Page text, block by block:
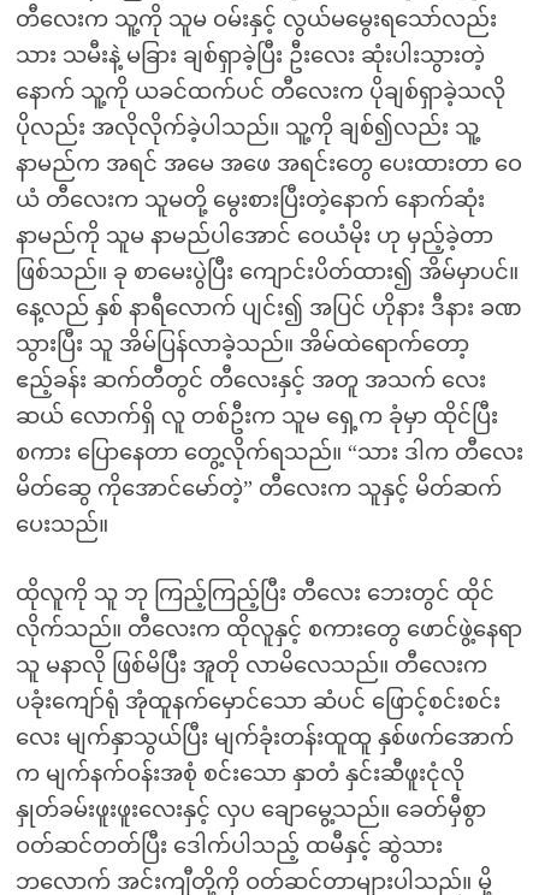
တီလေးက သူ့ကို သူမ ဝမ်းနှင့် လွယ်မမွေးရသော်လည်း
သား သမီးနဲ့ မခြား ချစ်ရှာခဲ့ပြီး ဦးလေး ဆုံးပါးသွားတဲ့
နောက် သူ့ကို ယခင်ထက်ပင် တီလေးက ပိုချစ်ရှာခဲ့သလို
ပိုလည်း အလိုလိုက်ခဲ့ပါသည်။ သူ့ကို ချစ်၍လည်း သူ့
နာမည်က အရင် အမေ အဖေ အရင်းတွေ ပေးထားတာ ဝေ
ယံ တီလေးက သူမတို့ မွေးစားပြီးတဲ့နောက် နောက်ဆုံး
နာမည်ကို သူမ နာမည်ပါအောင် ဝေယံမိုး ဟု မှည့်ခဲ့တာ
ဖြစ်သည်။ ခု စာမေးပွဲပြီး ကျောင်းပိတ်ထား၍ အိမ်မှာပင်။
နေ့လည် နှစ် နာရီလောက် ပျင်း၍ အပြင် ဟိုနား ဒီနား ခဏ
သွားပြီး သူ အိမ်ပြန်လာခဲ့သည်။ အိမ်ထဲရောက်တော့
ဧည့်ခန်း ဆက်တီတွင် တီလေးနှင့် အတူ အသက် လေး
ဆယ် လောက်ရှိ လူ တစ်ဦးက သူမ ရှေ့က ခုံမှာ ထိုင်ပြီး
စကား ပြောနေတာ တွေ့လိုက်ရသည်။ “သား ဒါက တီလေး
မိတ်ဆွေ ကိုအောင်မော်တဲ့” တီလေးက သူနှင့် မိတ်ဆက်
ပေးသည်။
ထိုလူကို သူ ဘု ကြည့်ကြည့်ပြီး တီလေး ဘေးတွင် ထိုင်
လိုက်သည်။ တီလေးက ထိုလူနှင့် စကားတွေ ဖောင်ဖွဲ့နေရာ
သူ မနာလို ဖြစ်မိပြီး အူတို လာမိလေသည်။ တီလေးက
ပခုံးကျော်ရုံ အုံထူနက်မှောင်သော ဆံပင် ဖြောင့်စင်းစင်း
လေး မျက်နှာသွယ်ပြီး မျက်ခုံးတန်းထူထူ နှစ်ဖက်အောက်
က မျက်နက်ဝန်းအစုံ စင်းသော နှာတံ နှင်းဆီဖူးငုံလို
နှုတ်ခမ်းဖူးဖူးလေးနှင့် လှပ ချောမွေ့သည်။ ခေတ်မှီစွာ
ဝတ်ဆင်တတ်ပြီး ဒေါက်ပါသည့် ထမီနှင့် ဆွဲသား
ဘလောက် အင်းကျီတို့ကို ဝတ်ဆင်တာများပါသည်။ မို့